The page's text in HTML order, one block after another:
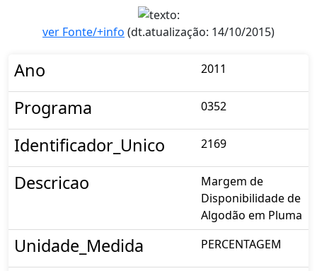
ver Fonte/+info (dt.atualização: 14/10/2015)
Ano 2011
Programa 0352
Identificador_Unico 2169
Descricao
Margem de
Disponibilidade de
Algodão em Pluma
Unidade_Medida PERCENTAGEM